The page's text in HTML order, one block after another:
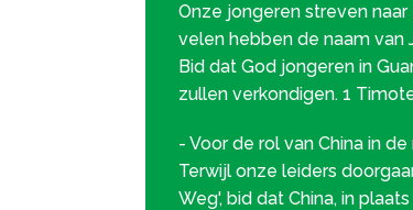
Onze jongeren streven
velen hebben de naam van
Bid dat God jongeren in
zullen verkondigen. 1
- Voor de rol van China in de
Terwijl onze leiders
Weg', bid dat China, in